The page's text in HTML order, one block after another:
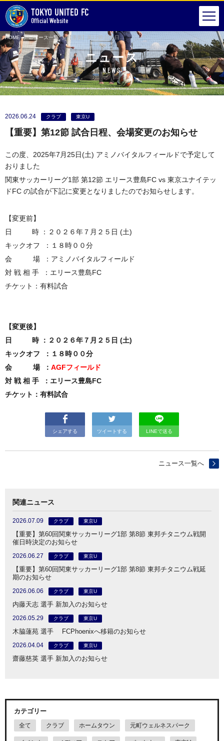
TOKYO UNITED FC
Official Website
HOME ニュース一覧 【重要】第12節 試合日程、会場変更のお知らせ
ニュース
NEWS
2026.06.24 クラブ 東京U
【重要】第12節 試合日程、会場変更のお知らせ
この度、2025年7月25日(土) アミノバイタルフィールドで予定して
おりました
関東サッカーリーグ1部 第12節 エリース豊島FC vs 東京ユナイテッ
ドFC の試合が下記に変更となりましたのでお知らせします。
【変更前】
日 時 ：２０２６年７月２５日 (土)
キックオフ ：１８時００分
会 場 ：アミノバイタルフィールド
対 戦 相 手 ：エリース豊島FC
チケット：有料試合
【変更後】
日 時 ：２０２６年７月２５日 (土)
キックオフ ：１８時００分
会 場 ： AGFフィールド
対 戦 相 手 ：エリース豊島FC
チケット：有料試合
シェアする ツイートする LINEで送る
ニュース一覧へ
関連ニュース
2026.07.09 クラブ 東京U
【重要】第60回関東サッカーリーグ1部 第8節 東邦チタニウム戦開
催日時決定のお知らせ
2026.06.27 クラブ 東京U
【重要】第60回関東サッカーリーグ1部 第8節 東邦チタニウム戦延
期のお知らせ
2026.06.06 クラブ 東京U
内藤天志 選手 新加入のお知らせ
2026.05.29 クラブ 東京U
木脇蓮苑 選手 FCPhoenixへ移籍のお知らせ
2026.04.04 クラブ 東京U
齋藤慈英 選手 新加入のお知らせ
カテゴリー
全て クラブ ホームタウン 元町ウェルネスパーク